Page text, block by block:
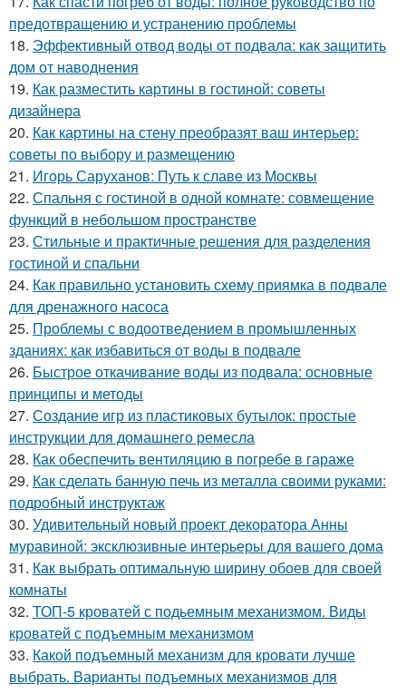
предотвращению и устранению проблемы
18. Эффективный отвод воды от подвала: как защитить
дом от наводнения
19. Как разместить картины в гостиной: советы
дизайнера
20. Как картины на стену преобразят ваш интерьер:
советы по выбору и размещению
21. Игорь Саруханов: Путь к славе из Москвы
22. Спальня с гостиной в одной комнате: совмещение
функций в небольшом пространстве
23. Стильные и практичные решения для разделения
гостиной и спальни
24. Как правильно установить схему приямка в подвале
для дренажного насоса
25. Проблемы с водоотведением в промышленных
зданиях: как избавиться от воды в подвале
26. Быстрое откачивание воды из подвала: основные
принципы и методы
27. Создание игр из пластиковых бутылок: простые
инструкции для домашнего ремесла
28. Как обеспечить вентиляцию в погребе в гараже
29. Как сделать банную печь из металла своими руками:
подробный инструктаж
30. Удивительный новый проект декоратора Анны
муравиной: эксклюзивные интерьеры для вашего дома
31. Как выбрать оптимальную ширину обоев для своей
комнаты
32. ТОП-5 кроватей с подьемным механизмом. Виды
кроватей с подъемным механизмом
33. Какой подъемный механизм для кровати лучше
выбрать. Варианты подъемных механизмов для